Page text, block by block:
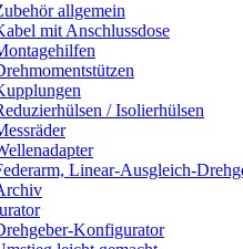
allgemein
mit Anschlussdose
/ Isolierhülsen
Linear-Ausgleich-
Konfigurator